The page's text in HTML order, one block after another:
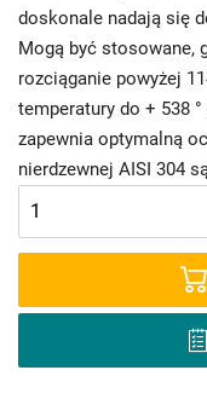
doskonale nadają się
Mogą być stosowane,
rozciąganie powyżej
temperatury do + 538
zapewnia optymalną
nierdzewnej AISI 304